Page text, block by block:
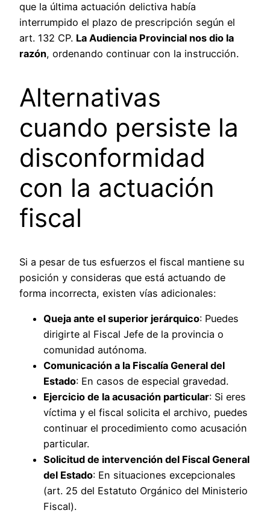
que la última actuación delictiva había
interrumpido el plazo de prescripción según el
art. 132 CP. La Audiencia Provincial nos dio la
razón, ordenando continuar con la instrucción.
Alternativas
cuando persiste la
disconformidad
con la actuación
fiscal
Si a pesar de tus esfuerzos el fiscal mantiene su
posición y consideras que está actuando de
forma incorrecta, existen vías adicionales:
Queja ante el superior jerárquico: Puedes
dirigirte al Fiscal Jefe de la provincia o
comunidad autónoma.
Comunicación a la Fiscalía General del
Estado: En casos de especial gravedad.
Ejercicio de la acusación particular: Si eres
víctima y el fiscal solicita el archivo, puedes
continuar el procedimiento como acusación
particular.
Solicitud de intervención del Fiscal General
del Estado: En situaciones excepcionales
(art. 25 del Estatuto Orgánico del Ministerio
Fiscal).